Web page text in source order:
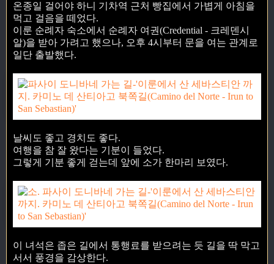
온종일 걸어야 하니 기차역 근처 빵집에서 가볍게 아침을
먹고 걸음을 떼었다.
이룬 순례자 숙소에서 순례자 여권(Credential - 크레덴시
알)을 받아 가려고 했으나, 오후 4시부터 문을 여는 관계로
일단 출발했다.
날씨도 좋고 경치도 좋다.
여행을 참 잘 왔다는 기분이 들었다.
그렇게 기분 좋게 걷는데 앞에 소가 한마리 보였다.
이 녀석은 좁은 길에서 통행료를 받으려는 듯 길을 딱 막고
서서 풍경을 감상한다.